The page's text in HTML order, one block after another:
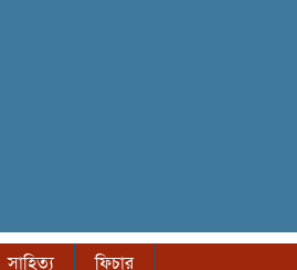
সাহিত্য
ফিচার